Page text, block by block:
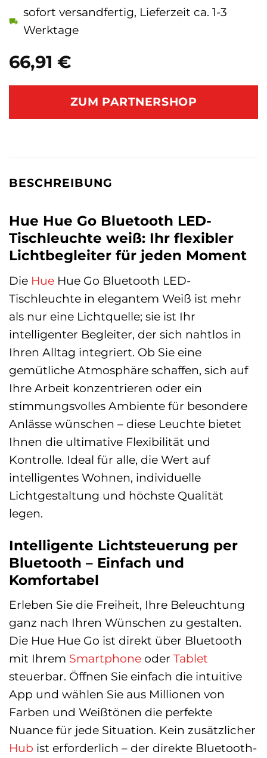
66,91 €
sofort versandfertig, Lieferzeit ca. 1-3
Werktage
ZUM PARTNERSHOP
BESCHREIBUNG
Hue Hue Go Bluetooth LED-
Tischleuchte weiß: Ihr flexibler
Lichtbegleiter für jeden Moment
Die Hue Hue Go Bluetooth LED-
Tischleuchte in elegantem Weiß ist mehr
als nur eine Lichtquelle; sie ist Ihr
intelligenter Begleiter, der sich nahtlos in
Ihren Alltag integriert. Ob Sie eine
gemütliche Atmosphäre schaffen, sich auf
Ihre Arbeit konzentrieren oder ein
stimmungsvolles Ambiente für besondere
Anlässe wünschen – diese Leuchte bietet
Ihnen die ultimative Flexibilität und
Kontrolle. Ideal für alle, die Wert auf
intelligentes Wohnen, individuelle
Lichtgestaltung und höchste Qualität
legen.
Intelligente Lichtsteuerung per
Bluetooth – Einfach und
Komfortabel
Erleben Sie die Freiheit, Ihre Beleuchtung
ganz nach Ihren Wünschen zu gestalten.
Die Hue Hue Go ist direkt über Bluetooth
mit Ihrem Smartphone oder Tablet
steuerbar. Öffnen Sie einfach die intuitive
App und wählen Sie aus Millionen von
Farben und Weißtönen die perfekte
Nuance für jede Situation. Kein zusätzlicher
Hub ist erforderlich – der direkte Bluetooth-